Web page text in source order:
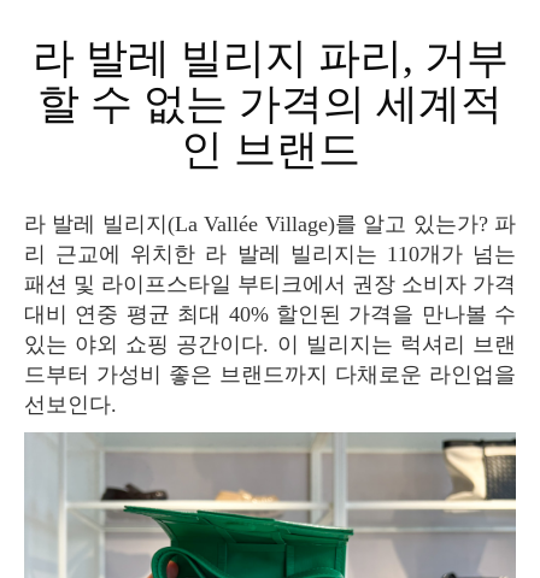
라 발레 빌리지 파리, 거부
할 수 없는 가격의 세계적
인 브랜드
라 발레 빌리지(La Vallée Village)를 알고 있는가? 파
리 근교에 위치한 라 발레 빌리지는 110개가 넘는
패션 및 라이프스타일 부티크에서 권장 소비자 가격
대비 연중 평균 최대 40% 할인된 가격을 만나볼 수
있는 야외 쇼핑 공간이다. 이 빌리지는 럭셔리 브랜
드부터 가성비 좋은 브랜드까지 다채로운 라인업을
선보인다.